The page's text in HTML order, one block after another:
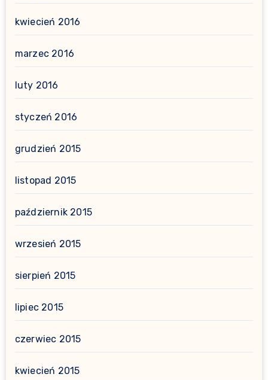
kwiecień 2016
marzec 2016
luty 2016
styczeń 2016
grudzień 2015
listopad 2015
październik 2015
wrzesień 2015
sierpień 2015
lipiec 2015
czerwiec 2015
kwiecień 2015